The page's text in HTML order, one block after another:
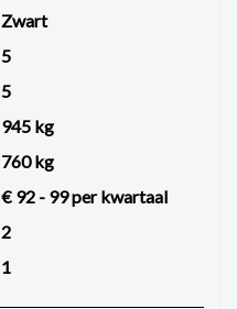
Zwart
5
5
945 kg
760 kg
€ 92 - 99 per kwartaal
2
1